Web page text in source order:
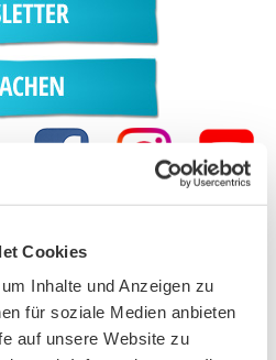
Cookies
Inhalte und Anzeigen zu
für soziale Medien anbieten
auf unsere Website zu
– Hände weg von der Natur!